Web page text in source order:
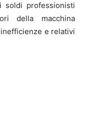
soldi professionisti
della macchina
e relativi